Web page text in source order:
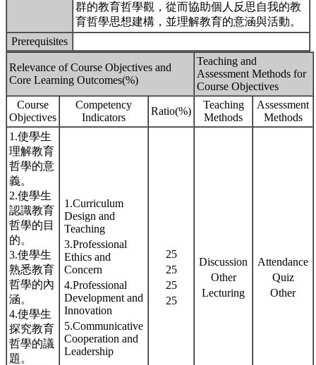
群的教育哲學觀，從而協助個人反思自我的教
育哲學思想建構，並理解教育的意涵與活動。
Prerequisites
Relevance of Course Objectives and
Core Learning Outcomes(%)
Teaching and
Assessment Methods for
Course Objectives
Course
Objectives
Competency
Indicators
Ratio(%)
Teaching
Methods
Assessment
Methods
1.使學生
理解教育
哲學的意
義。
2.使學生
認識教育
哲學的目
的。
3.使學生
熟悉教育
哲學的內
涵。
4.使學生
探究教育
哲學的議
題。
1.Curriculum
Design and
Teaching
3.Professional
Ethics and
Concern
4.Professional
Development and
Innovation
5.Communicative
Cooperation and
Leadership
25
25
25
25
Discussion
Other
Lecturing
Attendance
Quiz
Other